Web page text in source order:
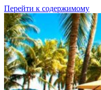
Перейти к содержимому